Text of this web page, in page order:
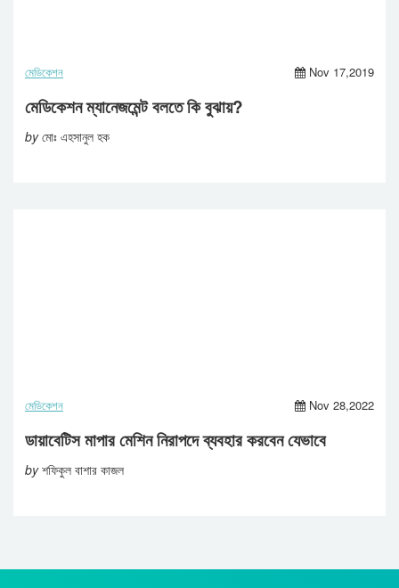
মেডিকেশন Nov 17,2019
মেডিকেশন ম্যানেজমেন্ট বলতে কি বুঝায়?
byমোঃ এহসানুল হক
মেডিকেশন Nov 28,2022
ডায়াবেটিস মাপার মেশিন নিরাপদে ব্যবহার করবেন যেভাবে
byশফিকুল বাশার কাজল